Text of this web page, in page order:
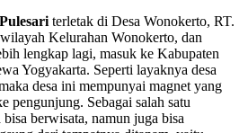
terletak di Desa Wonokerto, RT.
Kelurahan Wonokerto, dan
lengkap lagi, masuk ke Kabupaten
Yogyakarta. Seperti layaknya desa
desa ini mempunyai magnet yang
pengunjung. Sebagai salah satu
berwisata, namun juga bisa